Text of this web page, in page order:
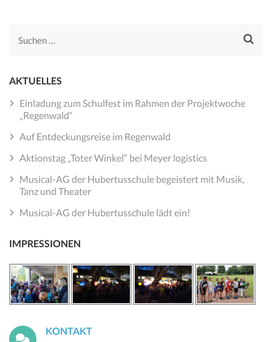
Suchen
AKTUELLES
Einladung zum Schulfest im Rahmen der Projektwoche
„Regenwald“
Auf Entdeckungsreise im Regenwald
Aktionstag „Toter Winkel“ bei Meyer logistics
Musical-AG der Hubertusschule begeistert mit Musik,
Tanz und Theater
Musical-AG der Hubertusschule lädt ein!
IMPRESSIONEN
KONTAKT